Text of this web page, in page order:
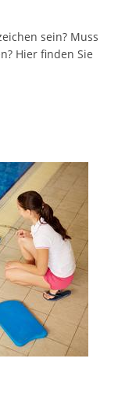
sein? Muss
Hier finden Sie